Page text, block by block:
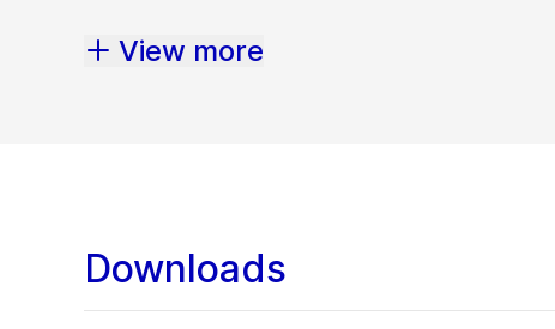
View more
Downloads